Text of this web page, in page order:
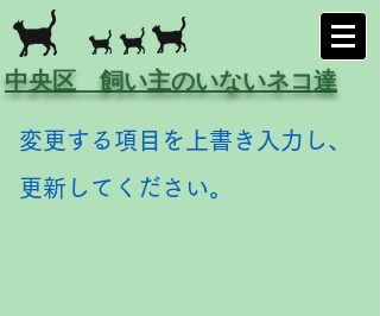
中央区 飼い主のいないネコ達
変更する項目を上書き入力し、
更新してください。